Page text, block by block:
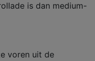
is dan medium-
voren uit de